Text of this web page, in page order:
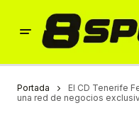
Portada
EI CD Tenerife
una red de negocios